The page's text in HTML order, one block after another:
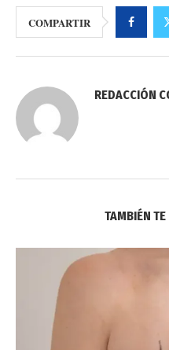
COMPARTIR
REDACCIÓN
TAMBIÉN